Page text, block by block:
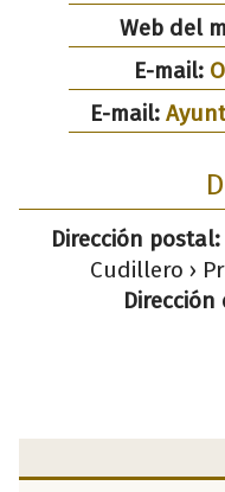
Web del
E-mail:
E-mail:
Dirección postal:
Cudillero ›